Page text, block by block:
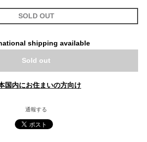
SOLD OUT
shipping available
Sold out
国内にお住まいの方向け
通報する